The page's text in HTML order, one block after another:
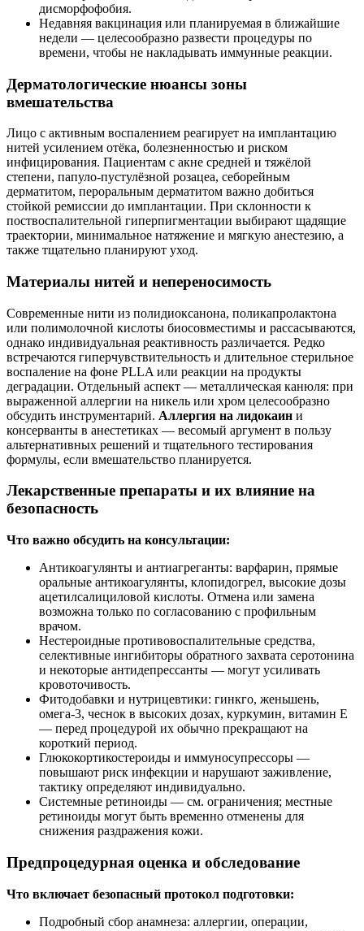
дисморфофобия.
Недавняя вакцинация или планируемая в ближайшие
недели — целесообразно развести процедуры по
времени, чтобы не накладывать иммунные реакции.
Дерматологические нюансы зоны
вмешательства
Лицо с активным воспалением реагирует на имплантацию
нитей усилением отёка, болезненностью и риском
инфицирования. Пациентам с акне средней и тяжёлой
степени, папуло‑пустулёзной розацеа, себорейным
дерматитом, пероральным дерматитом важно добиться
стойкой ремиссии до имплантации. При склонности к
поствоспалительной гиперпигментации выбирают щадящие
траектории, минимальное натяжение и мягкую анестезию, а
также тщательно планируют уход.
Материалы нитей и непереносимость
Современные нити из полидиоксанона, поликапролактона
или полимолочной кислоты биосовместимы и рассасываются,
однако индивидуальная реактивность различается. Редко
встречаются гиперчувствительность и длительное стерильное
воспаление на фоне PLLA или реакции на продукты
деградации. Отдельный аспект — металлическая канюля: при
выраженной аллергии на никель или хром целесообразно
обсудить инструментарий. Аллергия на лидокаин и
консерванты в анестетиках — весомый аргумент в пользу
альтернативных решений и тщательного тестирования
формулы, если вмешательство планируется.
Лекарственные препараты и их влияние на
безопасность
Что важно обсудить на консультации:
Антикоагулянты и антиагреганты: варфарин, прямые
оральные антикоагулянты, клопидогрел, высокие дозы
ацетилсалициловой кислоты. Отмена или замена
возможна только по согласованию с профильным
врачом.
Нестероидные противовоспалительные средства,
селективные ингибиторы обратного захвата серотонина
и некоторые антидепрессанты — могут усиливать
кровоточивость.
Фитодобавки и нутрицевтики: гинкго, женьшень,
омега‑3, чеснок в высоких дозах, куркумин, витамин Е
— перед процедурой их обычно прекращают на
короткий период.
Глюкокортикостероиды и иммуносупрессоры —
повышают риск инфекции и нарушают заживление,
тактику определяют индивидуально.
Системные ретиноиды — см. ограничения; местные
ретиноиды могут быть временно отменены для
снижения раздражения кожи.
Предпроцедурная оценка и обследование
Что включает безопасный протокол подготовки:
Подробный сбор анамнеза: аллергии, операции,